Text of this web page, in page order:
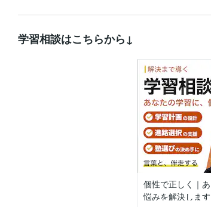
学習相談はこちらから↓
個性で正しく｜
悩みを解決します